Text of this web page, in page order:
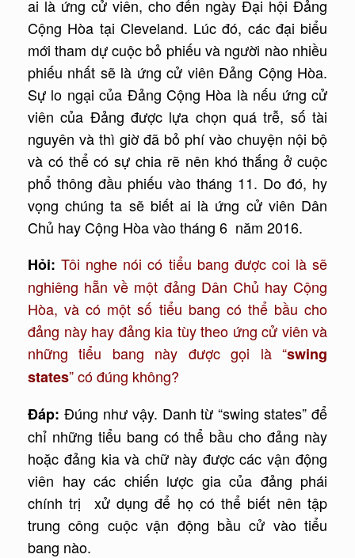
ai là ứng cử viên, cho đến ngày Đại hội Đảng
Cộng Hòa tại Cleveland. Lúc đó, các đại biểu
mới tham dự cuộc bỏ phiếu và người nào nhiều
phiếu nhất sẽ là ứng cử viên Đảng Cộng Hòa.
Sự lo ngại của Đảng Cộng Hòa là nếu ứng cử
viên của Đảng được lựa chọn quá trễ, số tài
nguyên và thì giờ đã bỏ phí vào chuyện nội bộ
và có thể có sự chia rẽ nên khó thắng ở cuộc
phổ thông đầu phiếu vào tháng 11. Do đó, hy
vọng chúng ta sẽ biết ai là ứng cử viên Dân
Chủ hay Cộng Hòa vào tháng 6 năm 2016.
Hỏi: Tôi nghe nói có tiểu bang được coi là sẽ
nghiêng hẵn về một đảng Dân Chủ hay Cộng
Hòa, và có một số tiểu bang có thể bầu cho
đảng này hay đảng kia tùy theo ứng cử viên và
những tiểu bang này được gọi là “swing
states” có đúng không?
Đáp: Đúng như vậy. Danh từ “swing states” để
chỉ những tiểu bang có thể bầu cho đảng này
hoặc đảng kia và chữ này được các vận động
viên hay các chiến lược gia của đảng phái
chính trị xử dụng để họ có thể biết nên tập
trung công cuộc vận động bầu cử vào tiểu
bang nào.